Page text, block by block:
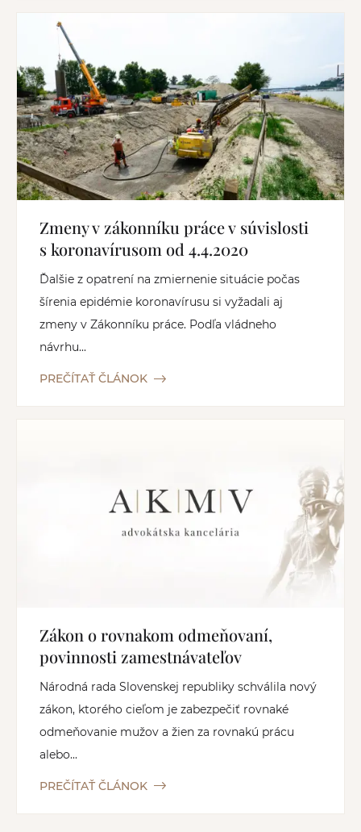
Zmeny v zákonníku práce v súvislosti
s koronavírusom od 4.4.2020
Ďalšie z opatrení na zmiernenie situácie počas
šírenia epidémie koronavírusu si vyžadali aj
zmeny v Zákonníku práce. Podľa vládneho
návrhu...
PREČÍTAŤ ČLÁNOK
Zákon o rovnakom odmeňovaní,
povinnosti zamestnávateľov
Národná rada Slovenskej republiky schválila nový
zákon, ktorého cieľom je zabezpečiť rovnaké
odmeňovanie mužov a žien za rovnakú prácu
alebo...
PREČÍTAŤ ČLÁNOK